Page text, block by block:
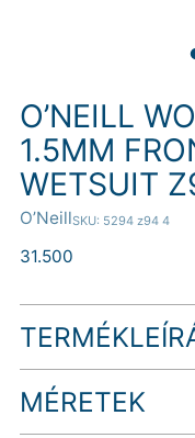
O’NEILL
1.5MM
WETSUIT
O’NeillSKU: 5294 z94 4
Normál
31.500
MÉRETEK